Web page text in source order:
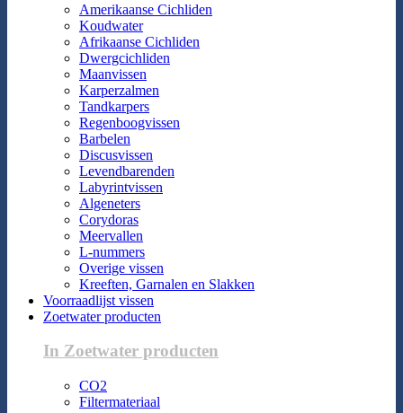
Amerikaanse Cichliden
Koudwater
Afrikaanse Cichliden
Dwergcichliden
Maanvissen
Karperzalmen
Tandkarpers
Regenboogvissen
Barbelen
Discusvissen
Levendbarenden
Labyrintvissen
Algeneters
Corydoras
Meervallen
L-nummers
Overige vissen
Kreeften, Garnalen en Slakken
Voorraadlijst vissen
Zoetwater producten
In Zoetwater producten
CO2
Filtermateriaal